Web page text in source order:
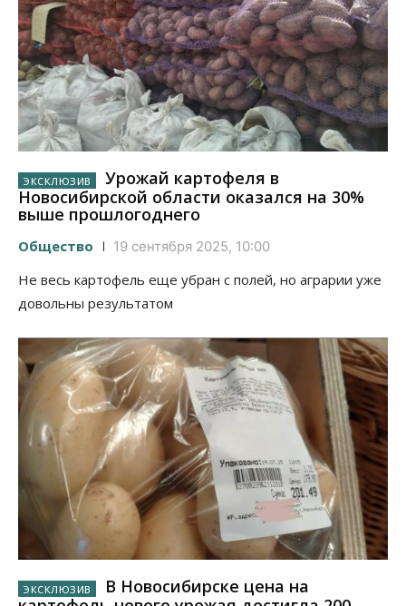
Урожай картофеля в
Новосибирской области оказался на 30%
выше прошлогоднего
Общество 19 сентября 2025, 10:00
Не весь картофель еще убран с полей, но аграрии уже
довольны результатом
В Новосибирске цена на